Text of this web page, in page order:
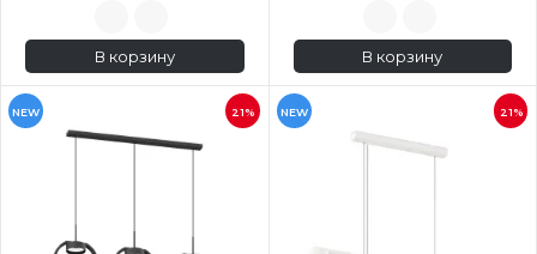
В корзину В корзину
NEW 21% NEW 21%